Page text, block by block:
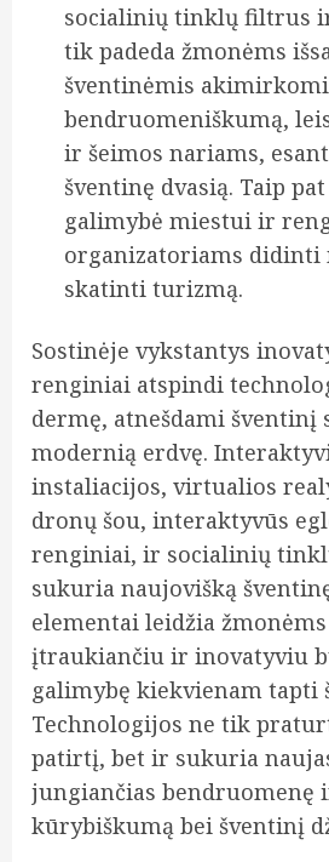
socialinių tinklų filtrus
tik padeda žmonėms
šventinėmis
bendruomeniškumą,
ir šeimos nariams,
šventinę dvasią. Taip
galimybė miestui ir
organizatoriams didinti
skatinti turizmą.
Sostinėje vykstantys
renginiai atspindi
dermę, atnešdami šventinį
modernią erdvę.
instaliacijos, virtualios
dronų šou, interaktyvūs
renginiai, ir socialinių
sukuria naujovišką
elementai leidžia
įtraukiančiu ir inovatyviu
galimybę kiekvienam tapti
Technologijos ne tik
patirtį, bet ir sukuria
jungiančias bendruomenę
kūrybiškumą bei šventinį